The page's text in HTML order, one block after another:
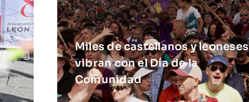
Miles de castellanos y leoneses
vibran con el Día de la
Comunidad